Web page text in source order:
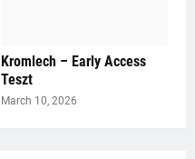
Kromlech – Early Access
Teszt
March 10, 2026